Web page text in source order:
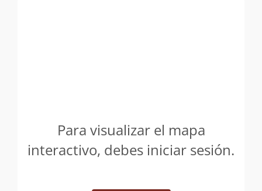
Para visualizar el mapa
interactivo, debes iniciar sesión.